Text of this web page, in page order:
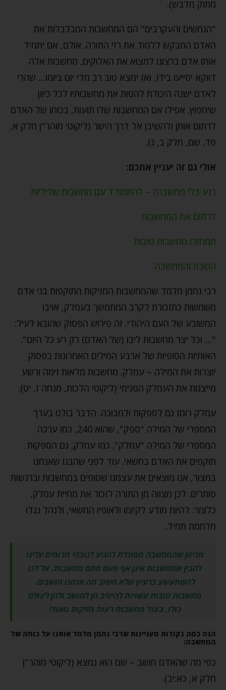
מתוק מדבש).
"הנחשים והעקרבים" הם המחשבות המבלבלות את
האדם המבקש ללמוד את רזי התורה. אולם, אם יתמיד
אותו אדם ברצונו למצוא את האלוקים, מחשבות אלה
דווקא יסייעו בידו, ואז ימצא טוב רב מדי יום ביומו… שהרי
לאדם ישנה היכולת להטות את מחשבותיו לכל כיוון
שיחפוץ. אפילו אם המחשבות שלו תועות, בכוחו של האדם
לרתום אותן ולהשיבן אל דרך הישר (ליקוטי מוהר"ן חלק א,
פד. שם, חלק ב, ג).
אולי גם זה יעניין אתכם:
רגע בלי מחשבה? – להתמודד עם מחשבות שליליות
לרתום את המחשבות
תמחזרו מחשבות טובות
השבת והמחשבה
רבי נחמן מלמד שהמחשבות המזיקות התוקפות בני אדם
משמשות כתזכורת לקרב המתמשך בעמלק, אויבו
המשובע של העם היהודי. זה פירוש הפסוק שהובא לעיל:
"… וכל יצר מחשבות ליבו (של האדם) רק רע כל היום".
האותיות הסופיות של ארבע המילים האחרונות בפסוק
יוצרות את המילה – עמלק. מחשבות מלאות זימה ורשע
מייצגות את העמלק הפנימי (ליקוטי הלכות, מנחה ז, יט).
עמלק רומז גם לספקות ולמבוכה. הדבר בולט בערך
המספרי של המילה "ספק", שהוא 240, כמו ערכה
המספרי של המילה "עמלק". כמו עמלק, גם הספקות
תוקפים את האדם בחשאי. עוד לפני שהבנו שאנחנו
במצור, אנו מוצאים את עצמנו שטופים במחשבות וברגשות
סותרים. לכן מצווה מן התורה לזכור את מחיית עמלק,
כלומר: להיות מודע לקיומו ולאופיו החשאי, ולנהל נגדו
מלחמת תמיד.
מכיוון שהמחשבה מסוגלת להגיע לגובהי מרומים עלינו
להבין שמחשבות אינן אף פעם סתם מחשבות. אל לנו
להשתעשע ברעיון שלא חשוב מה אנחנו חושבים.
מחשבות טובות עשויות להיטיב הן לחושב ולהן לעולם
כולו, בעוד מחשבות רעות מזיקות מאוד!
הנה כמה נקודות מעניינות שרבי נחמן מלמד אותנו על כוחה של
המחשבה:
כפי מה שהאדם חושב – שם הוא נמצא (ליקוטי מוהר"ן
חלק א, כא:יב).